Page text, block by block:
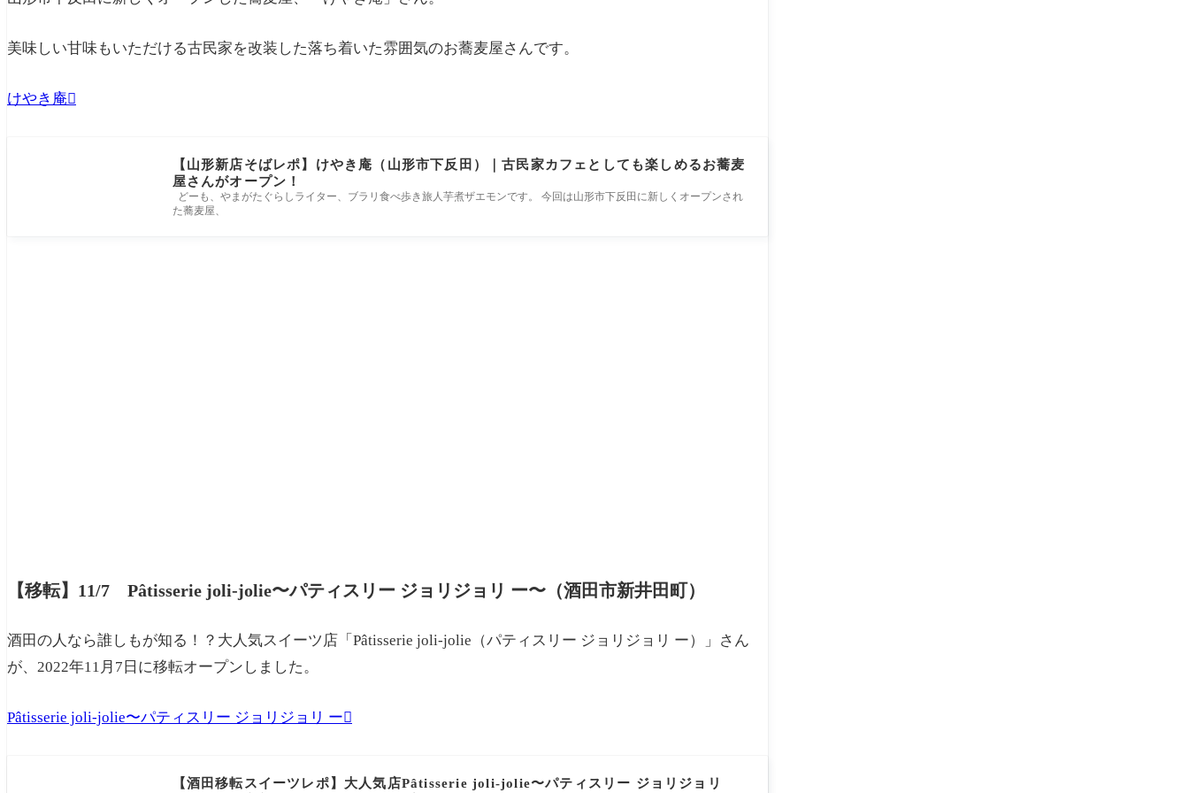
美味しい甘味もいただける古民家を改装した落ち着いた雰囲気のお蕎麦屋さんです。
けやき庵
【山形新店そばレポ】けやき庵（山形市下反田）｜古民家カフェとしても楽しめるお蕎麦
屋さんがオープン！
どーも、やまがたぐらしライター、ブラリ食べ歩き旅人芋煮ザエモンです。 今回は山形市下反田に新しくオープンされ
た蕎麦屋、
【移転】11/7 Pâtisserie joli-jolie〜パティスリー ジョリジョリ ー〜（酒田市新井田町）
酒田の人なら誰しもが知る！？大人気スイーツ店「Pâtisserie joli-jolie（パティスリー ジョリジョリ ー）」さん
が、2022年11月7日に移転オープンしました。
Pâtisserie joli-jolie〜パティスリー ジョリジョリ ー
【酒田移転スイーツレポ】大人気店Pâtisserie joli-jolie〜パティスリー ジョリジョリ